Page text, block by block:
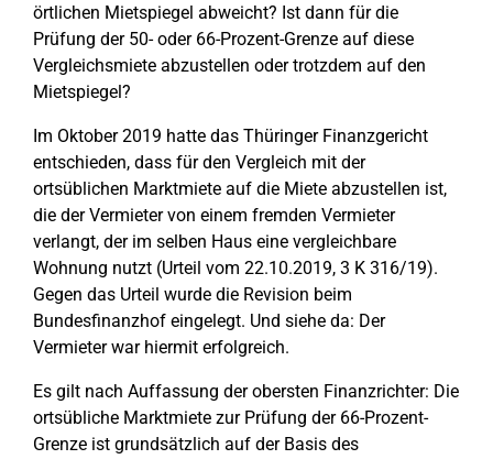
örtlichen Mietspiegel abweicht? Ist dann für die
Prüfung der 50- oder 66-Prozent-Grenze auf diese
Vergleichsmiete abzustellen oder trotzdem auf den
Mietspiegel?
Im Oktober 2019 hatte das Thüringer Finanzgericht
entschieden, dass für den Vergleich mit der
ortsüblichen Marktmiete auf die Miete abzustellen ist,
die der Vermieter von einem fremden Vermieter
verlangt, der im selben Haus eine vergleichbare
Wohnung nutzt (Urteil vom 22.10.2019, 3 K 316/19).
Gegen das Urteil wurde die Revision beim
Bundesfinanzhof eingelegt. Und siehe da: Der
Vermieter war hiermit erfolgreich.
Es gilt nach Auffassung der obersten Finanzrichter: Die
ortsübliche Marktmiete zur Prüfung der 66-Prozent-
Grenze ist grundsätzlich auf der Basis des